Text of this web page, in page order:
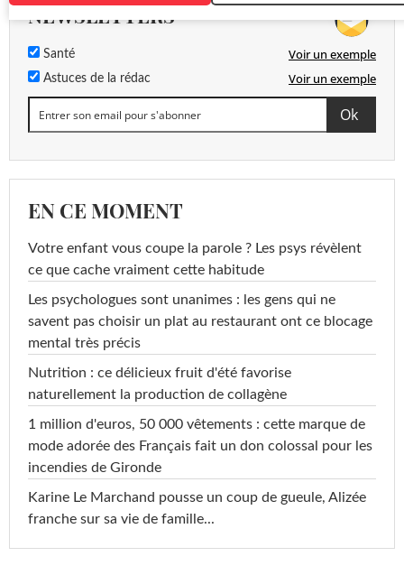
NEWSLETTERS
Santé Voir un exemple
Astuces de la rédac Voir un exemple
EN CE MOMENT
Votre enfant vous coupe la parole ? Les psys révèlent
ce que cache vraiment cette habitude
Les psychologues sont unanimes : les gens qui ne
savent pas choisir un plat au restaurant ont ce blocage
mental très précis
Nutrition : ce délicieux fruit d'été favorise
naturellement la production de collagène
1 million d'euros, 50 000 vêtements : cette marque de
mode adorée des Français fait un don colossal pour les
incendies de Gironde
Karine Le Marchand pousse un coup de gueule, Alizée
franche sur sa vie de famille...